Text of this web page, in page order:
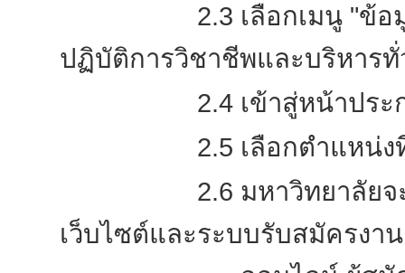
2.3 เลือกเมนู "ข้อมูลส่ว
ปฏิบัติการวิชาชีพและบริหารทั่
2.4 เข้าสู่หน้าประกาศรั
2.5 เลือกตำแหน่งที่ต้
2.6 มหาวิทยาลัยจะประ
เว็บไซต์และระบบรับสมัครงาน